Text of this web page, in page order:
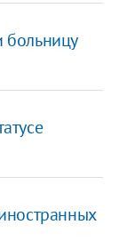
больницу